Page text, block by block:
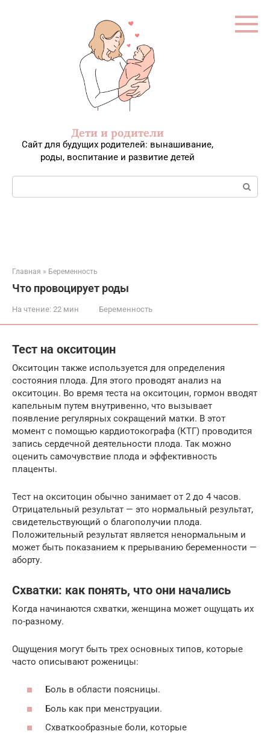
Дети и родители
Сайт для будущих родителей: вынашивание,
роды, воспитание и развитие детей
Поиск:
Главная » Беременность
Что провоцирует роды
На чтение: 22 мин Беременность
Тест на окситоцин
Окситоцин также используется для определения
состояния плода. Для этого проводят анализ на
окситоцин. Во время теста на окситоцин, гормон вводят
капельным путем внутривенно, что вызывает
появление регулярных сокращений матки. В этот
момент с помощью кардиотокографа (КТГ) проводится
запись сердечной деятельности плода. Так можно
оценить самочувствие плода и эффективность
плаценты.
Тест на окситоцин обычно занимает от 2 до 4 часов.
Отрицательный результат — это нормальный результат,
свидетельствующий о благополучии плода.
Положительный результат является ненормальным и
может быть показанием к прерыванию беременности —
аборту.
Схватки: как понять, что они начались
Когда начинаются схватки, женщина может ощущать их
по-разному.
Ощущения могут быть трех основных типов, которые
часто описывают роженицы:
Боль в области поясницы.
Боль как при менструации.
Схваткообразные боли, которые